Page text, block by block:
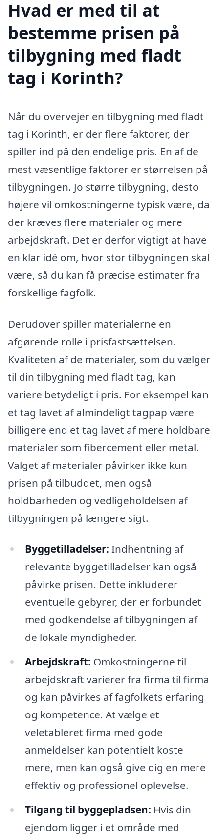
Hvad er med til at
bestemme prisen på
tilbygning med fladt
tag i Korinth?
Når du overvejer en tilbygning med fladt
tag i Korinth, er der flere faktorer, der
spiller ind på den endelige pris. En af de
mest væsentlige faktorer er størrelsen på
tilbygningen. Jo større tilbygning, desto
højere vil omkostningerne typisk være, da
der kræves flere materialer og mere
arbejdskraft. Det er derfor vigtigt at have
en klar idé om, hvor stor tilbygningen skal
være, så du kan få præcise estimater fra
forskellige fagfolk.
Derudover spiller materialerne en
afgørende rolle i prisfastsættelsen.
Kvaliteten af de materialer, som du vælger
til din tilbygning med fladt tag, kan
variere betydeligt i pris. For eksempel kan
et tag lavet af almindeligt tagpap være
billigere end et tag lavet af mere holdbare
materialer som fibercement eller metal.
Valget af materialer påvirker ikke kun
prisen på tilbuddet, men også
holdbarheden og vedligeholdelsen af
tilbygningen på længere sigt.
Byggetilladelser: Indhentning af
relevante byggetilladelser kan også
påvirke prisen. Dette inkluderer
eventuelle gebyrer, der er forbundet
med godkendelse af tilbygningen af
de lokale myndigheder.
Arbejdskraft: Omkostningerne til
arbejdskraft varierer fra firma til firma
og kan påvirkes af fagfolkets erfaring
og kompetence. At vælge et
veletableret firma med gode
anmeldelser kan potentielt koste
mere, men kan også give dig en mere
effektiv og professionel oplevelse.
Tilgang til byggepladsen: Hvis din
ejendom ligger i et område med